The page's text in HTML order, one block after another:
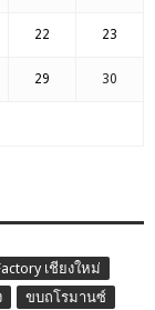
22 23
29 30
เชียงใหม่
ขบถโรมานซ์